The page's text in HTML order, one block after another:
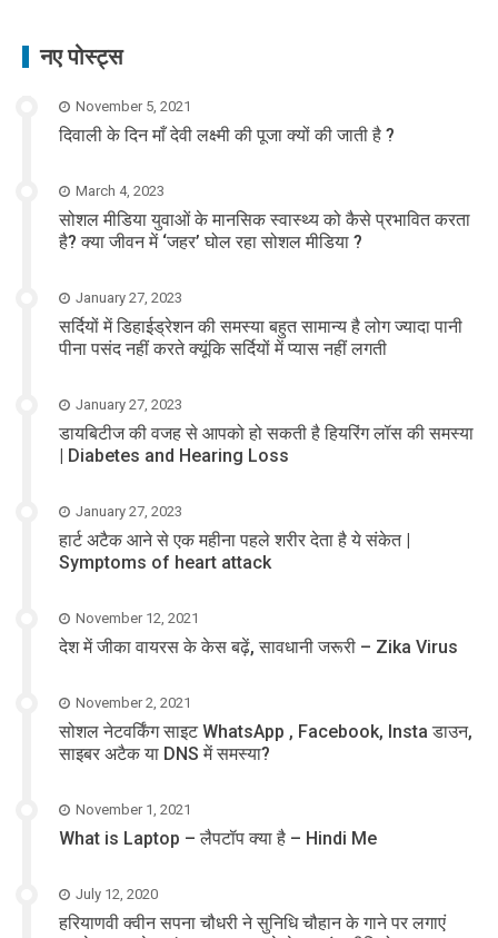
नए पोस्ट्स
November 5, 2021
दिवाली के दिन माँ देवी लक्ष्मी की पूजा क्यों की जाती है ?
March 4, 2023
सोशल मीडिया युवाओं के मानसिक स्वास्थ्य को कैसे प्रभावित करता
है? क्या जीवन में ‘जहर’ घोल रहा सोशल मीडिया ?
January 27, 2023
सर्दियों में डिहाईड्रेशन की समस्या बहुत सामान्य है लोग ज्यादा पानी
पीना पसंद नहीं करते क्यूंकि सर्दियों में प्यास नहीं लगती
January 27, 2023
डायबिटीज की वजह से आपको हो सकती है हियरिंग लॉस की समस्या
| Diabetes and Hearing Loss
January 27, 2023
हार्ट अटैक आने से एक महीना पहले शरीर देता है ये संकेत |
Symptoms of heart attack
November 12, 2021
देश में जीका वायरस के केस बढ़ें, सावधानी जरूरी – Zika Virus
November 2, 2021
सोशल नेटवर्किंग साइट WhatsApp , Facebook, Insta डाउन,
साइबर अटैक या DNS में समस्या?
November 1, 2021
What is Laptop – लैपटॉप क्या है – Hindi Me
July 12, 2020
हरियाणवी क्वीन सपना चौधरी ने सुनिधि चौहान के गाने पर लगाएं